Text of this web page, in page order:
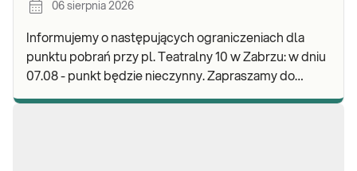
06 sierpnia 2026
Informujemy o następujących ograniczeniach dla
punktu pobrań przy pl. Teatralny 10 w Zabrzu: w dniu
07.08 - punkt będzie nieczynny. Zapraszamy do